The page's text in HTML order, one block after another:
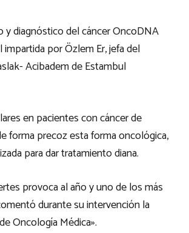
y diagnóstico del cáncer OncoDNA
por Özlem Er, jefa del
Acibadem de Estambul
en pacientes con cáncer de
forma precoz esta forma oncológica,
para dar tratamiento diana.
provoca al año y uno de los más
durante su intervención la
Oncología Médica».